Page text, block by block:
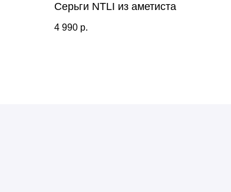
Серьги NTLI из аметиста
4 990 р.